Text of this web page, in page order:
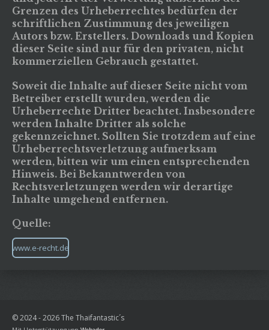
Grenzen des Urheberrechtes bedürfen der
schriftlichen Zustimmung des jeweiligen
Autors bzw. Erstellers. Downloads und Kopien
dieser Seite sind nur für den privaten, nicht
kommerziellen Gebrauch gestattet.
Soweit die Inhalte auf dieser Seite nicht vom
Betreiber erstellt wurden, werden die
Urheberrechte Dritter beachtet. Insbesondere
werden Inhalte Dritter als solche
gekennzeichnet. Sollten Sie trotzdem auf eine
Urheberrechtsverletzung aufmerksam
werden, bitten wir um einen entsprechenden
Hinweis. Bei Bekanntwerden von
Rechtsverletzungen werden wir derartige
Inhalte umgehend entfernen.
Quelle:
www.e-recht.de
© 2024 - 2026 The Thaifantastic´s